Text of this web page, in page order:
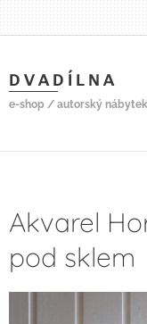
D V A D Í L N A
e-shop / autorský nábytek
Akvarel
pod sklem